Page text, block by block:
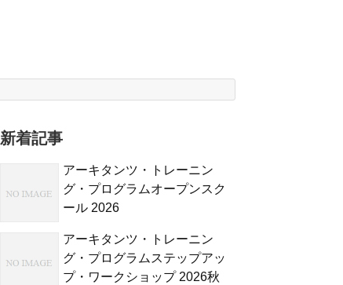
新着記事
アーキタンツ・トレーニン
グ・プログラムオープンスク
ール 2026
アーキタンツ・トレーニン
グ・プログラムステップアッ
プ・ワークショップ 2026秋